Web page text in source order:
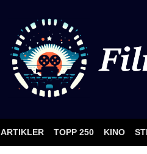
ARTIKLER TOPP 250 KINO